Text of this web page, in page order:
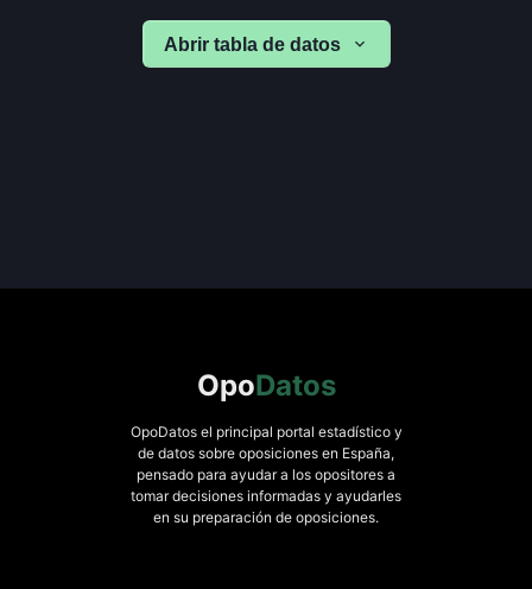
Abrir tabla de datos
OpoDatos
OpoDatos el principal portal estadístico y
de datos sobre oposiciones en España,
pensado para ayudar a los opositores a
tomar decisiones informadas y ayudarles
en su preparación de oposiciones.